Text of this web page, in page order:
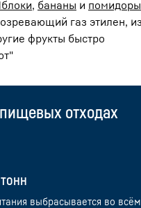
, бананы и помидоры
газ этилен,
фрукты быстро
отходах
выбрасывается во